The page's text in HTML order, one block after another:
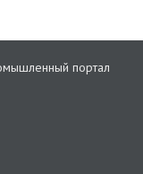
портал